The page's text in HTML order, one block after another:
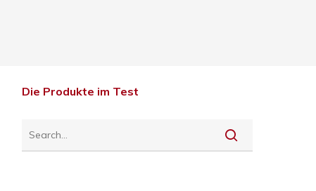
Die Produkte im Test